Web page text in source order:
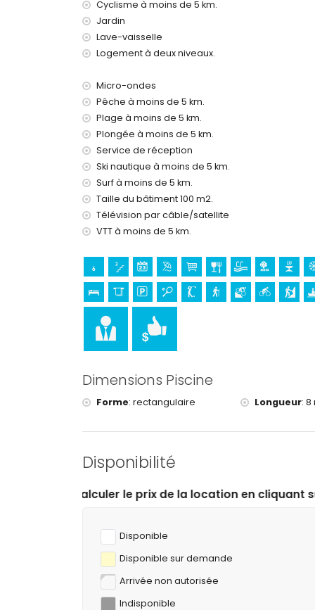
Internet (WiFi)
Linge de lit et serviettes
Service de réception et service d'urgence 24h/
Lit supplémentaire et lits/chaises bébé (sur
Divertissements et activités de loisirs pour
Discothèque et bar (à moins de 5 kilomètres de
Visites et culture à Jávea, Costa Blanca
Musée (Histórico de Jávea), église (San
l'hébergement)
Ruin (Molinos de Viento et Jávea) (à moins de
Sports
Tennis, golf (Jávea Golf), randonnée, VTT,
et ski nautique (à moins de 5 kilomètres de la
Équitation (à moins de 10 kilomètres de la
Cyclisme à moins de 5 km.
Jardin
Lave-vaisselle
Logement à deux niveaux.
Micro-ondes
Pêche à moins de 5 km.
Plage à moins de 5 km.
Plongée à moins de 5 km.
Service de réception
Ski nautique à moins de 5 km.
Surf à moins de 5 km.
Taille du bâtiment 100 m2.
Télévision par câble/satellite
VTT à moins de 5 km.
Dimensions Piscine
Forme: rectangulaire Longueur:8
Disponibilité
prix de la location en cliquant sur les dates
Disponible
Disponible sur demande
Arrivée non autorisée
Indisponible